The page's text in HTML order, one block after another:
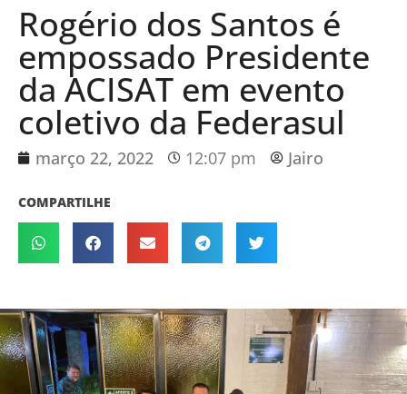
Rogério dos Santos é
empossado Presidente
da ACISAT em evento
coletivo da Federasul
março 22, 2022 12:07 pm Jairo
COMPARTILHE